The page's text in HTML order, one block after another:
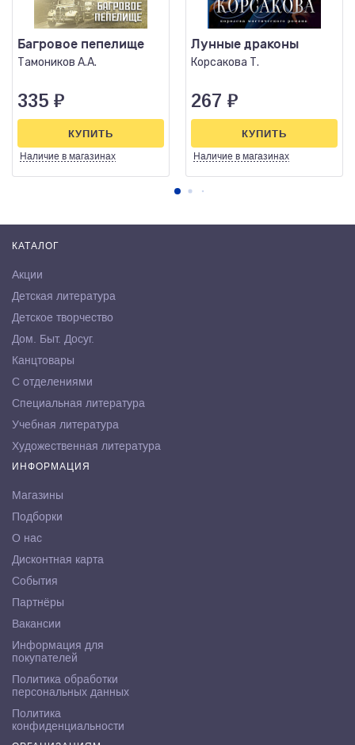
Багровое пепелище
Тамоников А.А.
335 ₽
Наличие в магазинах
КУПИТЬ
Лунные драконы
Корсакова Т.
267 ₽
Наличие в магазинах
КУПИТЬ
КАТАЛОГ
Акции
Детская литература
Детское творчество
Дом. Быт. Досуг.
Канцтовары
С отделениями
Специальная литература
Учебная литература
Художественная литература
ИНФОРМАЦИЯ
Магазины
Подборки
О нас
Дисконтная карта
События
Партнёры
Вакансии
Информация для
покупателей
Политика обработки
персональных данных
Политика
конфиденциальности